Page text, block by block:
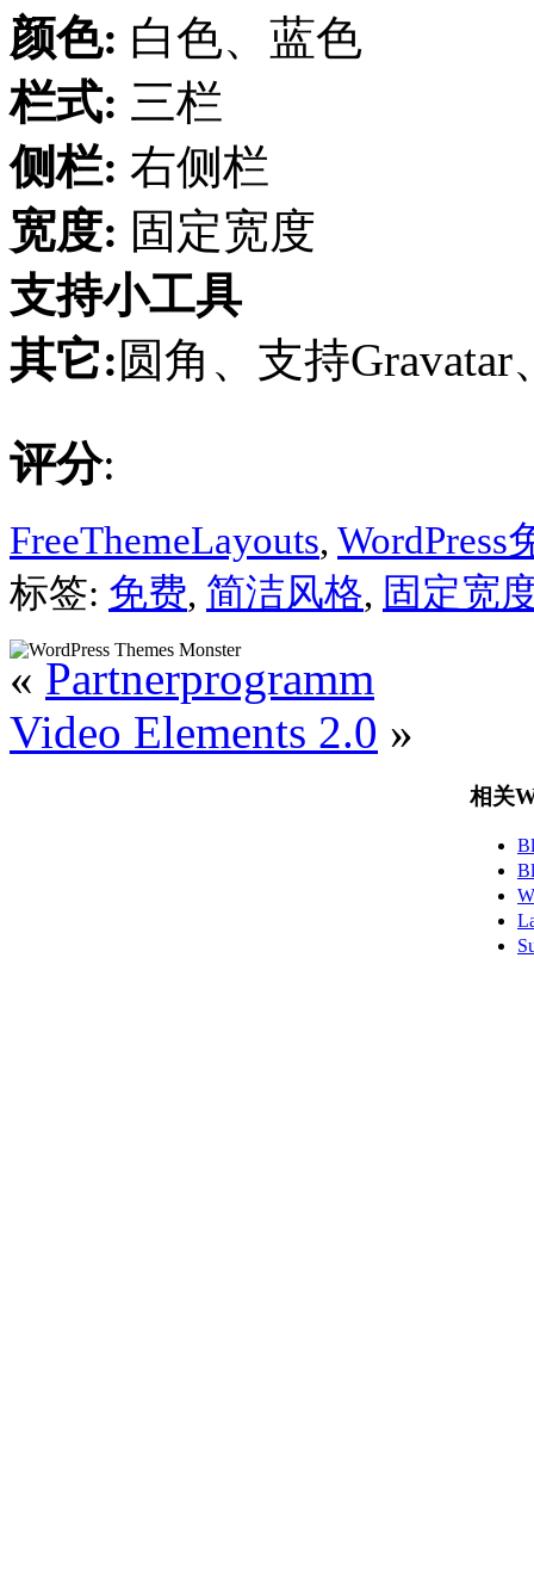
颜色: 白色、蓝色
栏式: 三栏
侧栏: 右侧栏
宽度: 固定宽度
支持小工具
其它:圆角、支持Gravatar
评分:
FreeThemeLayouts, WordPress
标签: 免费, 简洁风格, 固定宽
« Partnerprogramm
Video Elements 2.0 »
相关